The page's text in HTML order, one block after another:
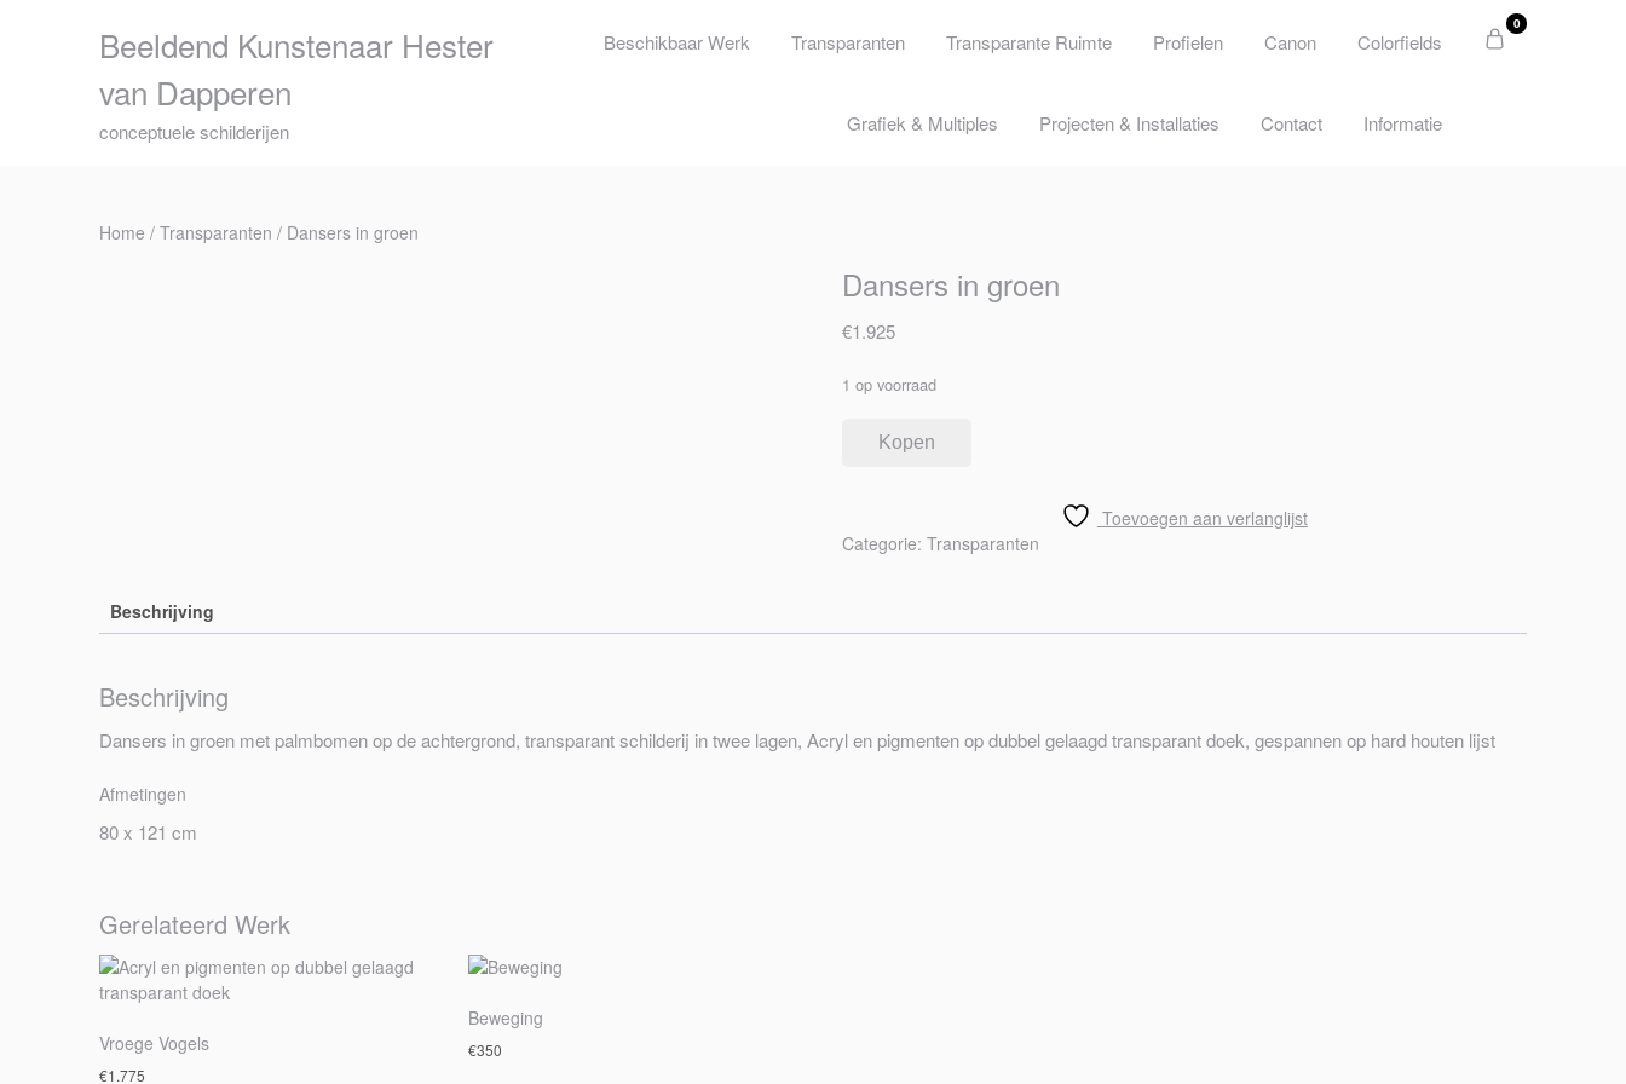
Beeldend Kunstenaar Hester
van Dapperen
conceptuele schilderijen
Beschikbaar Werk Transparanten Transparante Ruimte Profielen Canon Colorfields
Grafiek & Multiples Projecten & Installaties Contact Informatie
0
Home / Transparanten / Dansers in groen
Dansers in groen
€1.925
1 op voorraad
Kopen
Toevoegen aan verlanglijst
Categorie: Transparanten
Beschrijving
Beschrijving
Dansers in groen met palmbomen op de achtergrond, transparant schilderij in twee lagen, Acryl en pigmenten op dubbel gelaagd transparant doek, gespannen op hard houten lijst
Afmetingen
80 x 121 cm
Gerelateerd Werk
Vroege Vogels
€1.775
Beweging
€350